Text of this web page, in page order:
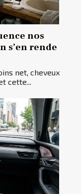
nos
s’en rende
net, cheveux
cette...